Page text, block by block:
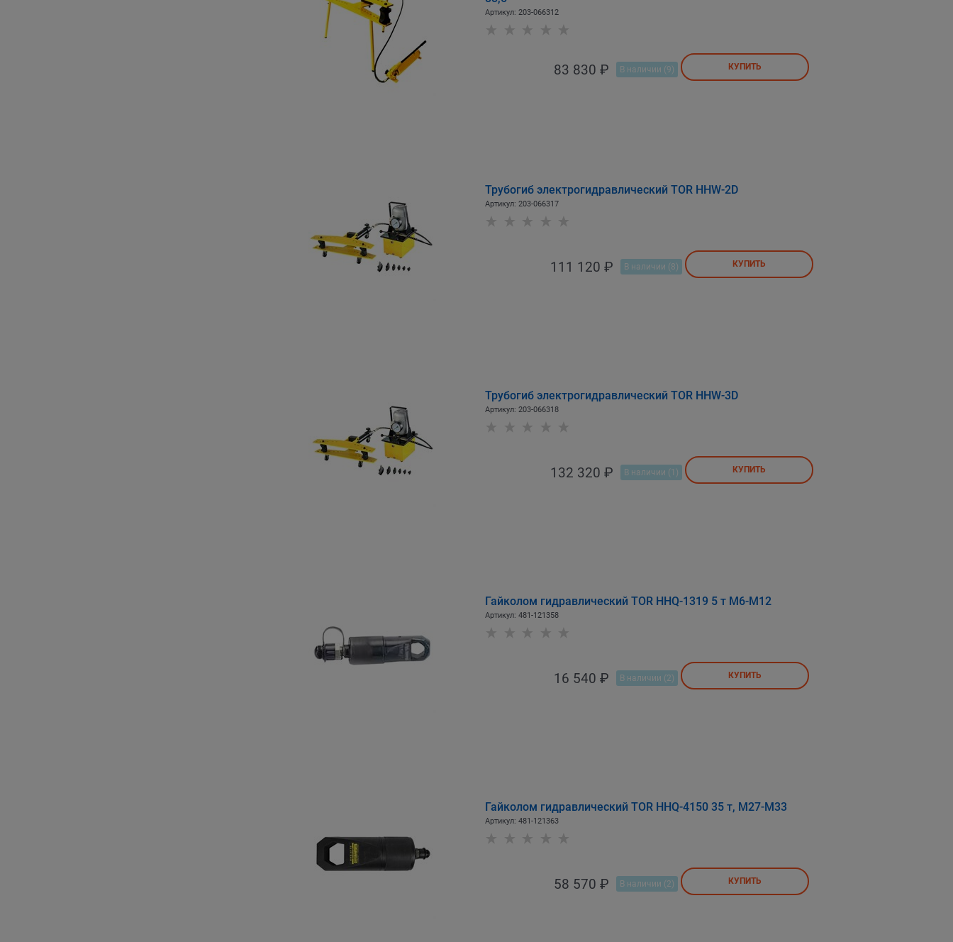
Артикул: 203-066312
83 830 ₽ В наличии (9) КУПИТЬ
Трубогиб электрогидравлический TOR HHW-2D
Артикул: 203-066317
111 120 ₽ В наличии (8) КУПИТЬ
Трубогиб электрогидравлический TOR HHW-3D
Артикул: 203-066318
132 320 ₽ В наличии (1) КУПИТЬ
Гайколом гидравлический TOR HHQ-1319 5 т M6-M12
Артикул: 481-121358
16 540 ₽ В наличии (2) КУПИТЬ
Гайколом гидравлический TOR HHQ-4150 35 т, М27-М33
Артикул: 481-121363
58 570 ₽ В наличии (2) КУПИТЬ